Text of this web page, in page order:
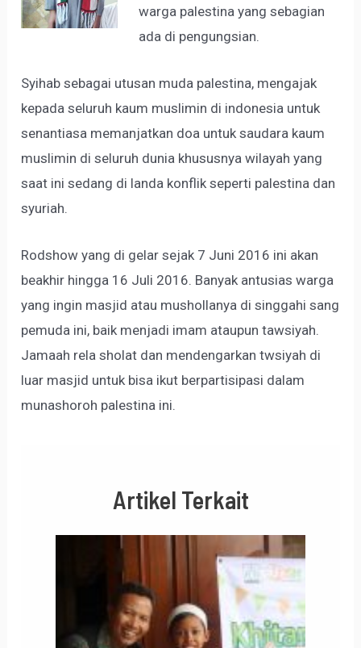
warga palestina yang sebagian
ada di pengungsian.
Syihab sebagai utusan muda palestina, mengajak
kepada seluruh kaum muslimin di indonesia untuk
senantiasa memanjatkan doa untuk saudara kaum
muslimin di seluruh dunia khususnya wilayah yang
saat ini sedang di landa konflik seperti palestina dan
syuriah.
Rodshow yang di gelar sejak 7 Juni 2016 ini akan
beakhir hingga 16 Juli 2016. Banyak antusias warga
yang ingin masjid atau mushollanya di singgahi sang
pemuda ini, baik menjadi imam ataupun tawsiyah.
Jamaah rela sholat dan mendengarkan twsiyah di
luar masjid untuk bisa ikut berpartisipasi dalam
munashoroh palestina ini.
Artikel Terkait